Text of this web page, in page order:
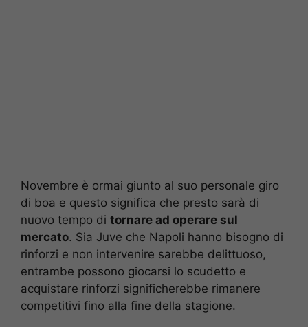
Novembre è ormai giunto al suo personale giro
di boa e questo significa che presto sarà di
nuovo tempo di tornare ad operare sul
mercato. Sia Juve che Napoli hanno bisogno di
rinforzi e non intervenire sarebbe delittuoso,
entrambe possono giocarsi lo scudetto e
acquistare rinforzi significherebbe rimanere
competitivi fino alla fine della stagione.